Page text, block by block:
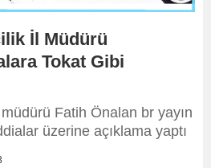
İl Müdürü
Tokat Gibi
Fatih Önalan br yayın
üzerine açıklama yaptı